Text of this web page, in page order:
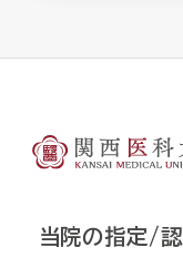
当院の指定/